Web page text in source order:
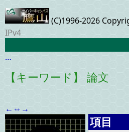
(C)1996-2026
IPv4
…
【キーワード】 論文
← ⇔ →
項目